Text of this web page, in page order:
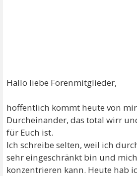
Hallo liebe Forenmitglieder,
hoffentlich kommt heute von
Durcheinander, das total wirr
für Euch ist.
Ich schreibe selten, weil ich
sehr eingeschränkt bin und
konzentrieren kann. Heute hab